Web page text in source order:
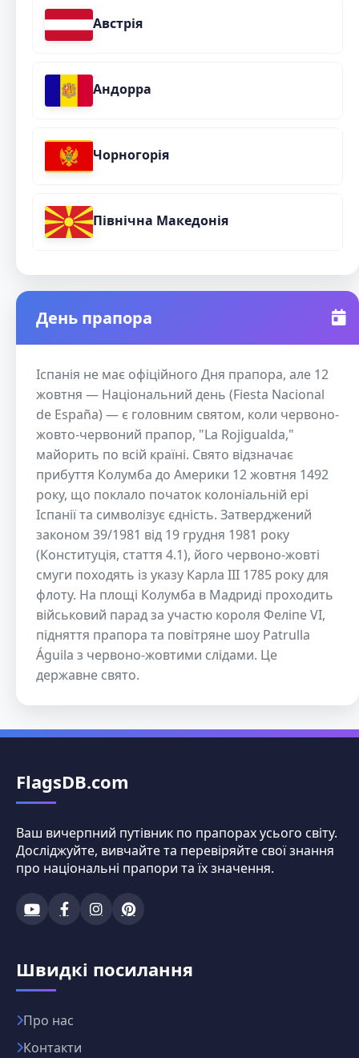
Австрія
Андорра
Чорногорія
Північна Македонія
День прапора
Іспанія не має офіційного Дня прапора, але 12
жовтня — Національний день (Fiesta Nacional
de España) — є головним святом, коли червоно-
жовто-червоний прапор, "La Rojigualda,"
майорить по всій країні. Свято відзначає
прибуття Колумба до Америки 12 жовтня 1492
року, що поклало початок колоніальній ері
Іспанії та символізує єдність. Затверджений
законом 39/1981 від 19 грудня 1981 року
(Конституція, стаття 4.1), його червоно-жовті
смуги походять із указу Карла III 1785 року для
флоту. На площі Колумба в Мадриді проходить
військовий парад за участю короля Феліпе VI,
підняття прапора та повітряне шоу Patrulla
Águila з червоно-жовтими слідами. Це
державне свято.
FlagsDB.com
Ваш вичерпний путівник по прапорах усього світу.
Досліджуйте, вивчайте та перевіряйте свої знання
про національні прапори та їх значення.
Швидкі посилання
Про нас
Контакти